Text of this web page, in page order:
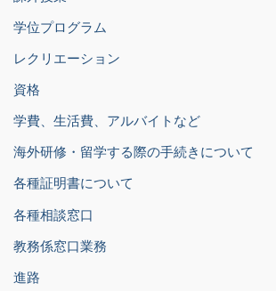
学位プログラム
レクリエーション
資格
学費、生活費、アルバイトなど
海外研修・留学する際の手続きについて
各種証明書について
各種相談窓口
教務係窓口業務
進路